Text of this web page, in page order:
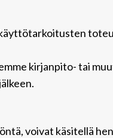
kirjanpito- tai
voivat käsitellä